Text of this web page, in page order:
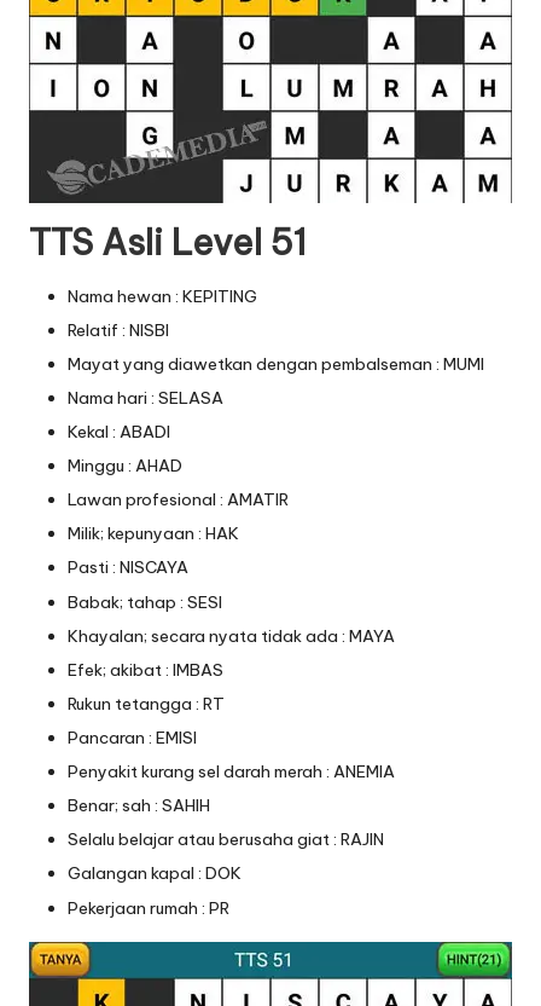
TTS Asli Level 51
Nama hewan : KEPITING
Relatif : NISBI
Mayat yang diawetkan dengan pembalseman : MUMI
Nama hari : SELASA
Kekal : ABADI
Minggu : AHAD
Lawan profesional : AMATIR
Milik; kepunyaan : HAK
Pasti : NISCAYA
Babak; tahap : SESI
Khayalan; secara nyata tidak ada : MAYA
Efek; akibat : IMBAS
Rukun tetangga : RT
Pancaran : EMISI
Penyakit kurang sel darah merah : ANEMIA
Benar; sah : SAHIH
Selalu belajar atau berusaha giat : RAJIN
Galangan kapal : DOK
Pekerjaan rumah : PR